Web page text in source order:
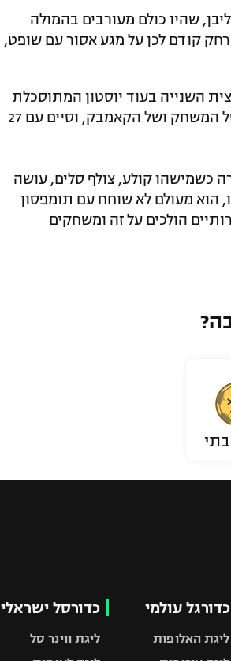
שהיו כולם מעורבים בהמולה
קודם לכן על מגע אסור עם שופט,
מחקה פיגור של 12 נקודות במחצית השנייה בעוד יוסטון המתוסכלת
החטיאה 11 זריקות רצופות ברבע הרביעי. הירו היה הכוכב של המשחק ושל הקאמבק, וסיים עם 27
כשמישהו קולע, צולף סלים, עושה
הוא מעולם לא שוחח עם תומפסון
הולכים על זה ומשחקים
כדורגל עולמי
ליגת האלופות
כדורסל ישראלי
ליגת ווינר סל